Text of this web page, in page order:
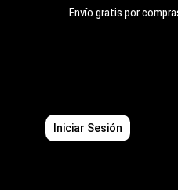
Envío gratis por
Iniciar Sesión